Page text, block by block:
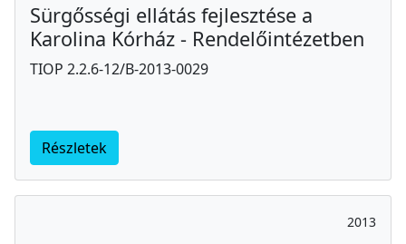
Sürgősségi ellátás fejlesztése a
Karolina Kórház - Rendelőintézetben
TIOP 2.2.6-12/B-2013-0029
Részletek
2013